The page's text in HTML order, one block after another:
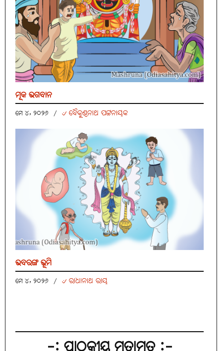
ମୂକ ଭଗବାନ
ମେ ୪, ୨୦୨୬ / ୰ ବୈକୁଣ୍ଠନାଥ ପଟ୍ଟନାୟକ
ଭବରଙ୍ଗ ଭୂମି
ମେ ୪, ୨୦୨୬ / ୰ ରାଧାନାଥ ରାୟ